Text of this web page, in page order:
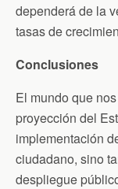
dependerá de la
tasas de
Conclusiones
El mundo que
proyección del
implementación
ciudadano, sino
despliegue